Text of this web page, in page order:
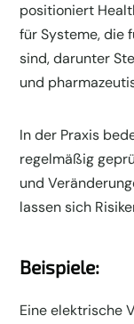
positioniert
für Systeme, die
sind, darunter
und
In der Praxis
regelmäßig
und
lassen sich
Beispiele:
Eine elektrische